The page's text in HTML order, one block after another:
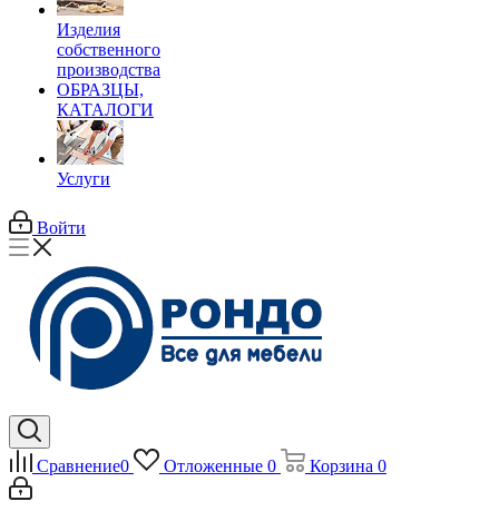
Изделия
собственного
производства
ОБРАЗЦЫ,
КАТАЛОГИ
Услуги
Войти
Сравнение0 Отложенные 0 Корзина 0